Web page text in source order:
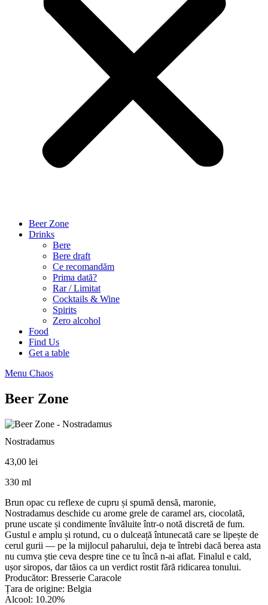
Beer Zone
Drinks
Bere
Bere draft
Ce recomandăm
Prima dată?
Rar / Limitat
Cocktails & Wine
Spirits
Zero alcohol
Food
Find Us
Get a table
Menu Chaos
Beer Zone
Nostradamus
43,00 lei
330 ml
Brun opac cu reflexe de cupru și spumă densă, maronie,
Nostradamus deschide cu arome grele de caramel ars, ciocolată,
prune uscate și condimente învăluite într-o notă discretă de fum.
Gustul e amplu și rotund, cu o dulceață întunecată care se lipește de
cerul gurii — pe la mijlocul paharului, deja te întrebi dacă berea asta
nu cumva știe ceva despre tine ce tu încă n-ai aflat. Finalul e cald,
ușor siropos, dar tăios ca un verdict rostit fără ridicarea tonului.
Producător: Bresserie Caracole
Țara de origine: Belgia
Alcool: 10.20%